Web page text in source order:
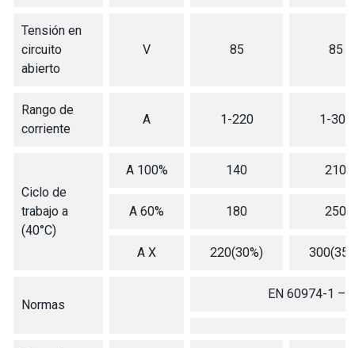
Tensión en
circuito
abierto
V 85 85
Rango de
corriente
A 1-220 1-300
Ciclo de
trabajo a
(40°C)
A 100% 140 210
A 60% 180 250
A X 220(30%)
Normas
EN 60974-1 –